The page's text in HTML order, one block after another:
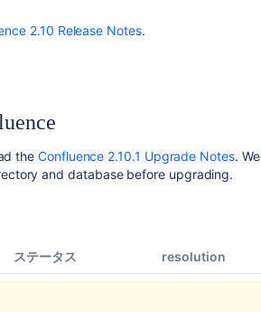
2.10 Release Notes.
theConfluence 2.10.1 Upgrade Notes. We
and database before upgrading.
ステータス resolution